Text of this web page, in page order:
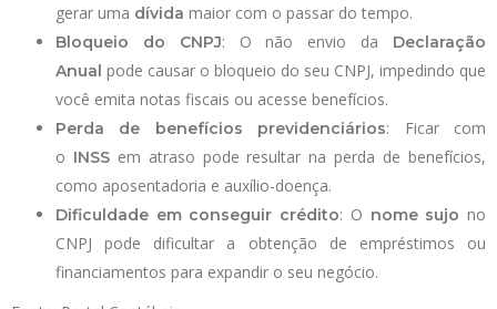
gerar uma dívida maior com o passar do tempo.
Bloqueio do CNPJ: O não envio da Declaração
Anual pode causar o bloqueio do seu CNPJ, impedindo que
você emita notas fiscais ou acesse benefícios.
Perda de benefícios previdenciários: Ficar com
o INSSem atraso pode resultar na perda de benefícios,
como aposentadoria e auxílio-doença.
Dificuldade em conseguir crédito: O nome sujo no
CNPJ pode dificultar a obtenção de empréstimos ou
financiamentos para expandir o seu negócio.